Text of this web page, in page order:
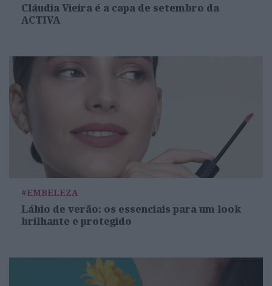
Cláudia Vieira é a capa de setembro da
ACTIVA
#EMBELEZA
Lábio de verão: os essenciais para um look
brilhante e protegido